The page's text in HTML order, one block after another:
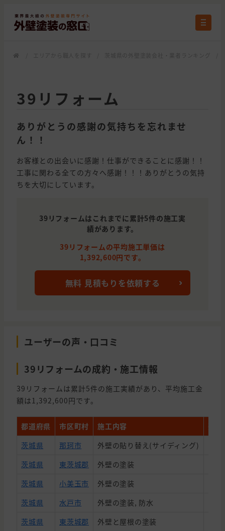
39リフォーム
ありがとうの感謝の気持ちを忘れませ
ん！！
お客様との出会いに感謝！仕事ができることに感謝！！
工事に関わる全ての方々へ感謝！！！ありがとうの気持
ちを大切にしています。
39リフォームはこれまでに累計5件の施工実
績があります。
39リフォームの平均施工単価は
1,392,600円です。
無料 見積もりを依頼する
ユーザーの声・口コミ
39リフォームの成約・施工情報
39リフォームは累計5件の施工実績があり、平均施工金
額は1,392,600円です。
都道府県 市区町村 施工内容
契約
茨城県
那珂市 外壁の貼り替え(サイディング)
茨城県
東茨城郡 外壁の塗装
茨城県
小美玉市 外壁の塗装
茨城県
水戸市 外壁の塗装, 防水
茨城県
東茨城郡 外壁と屋根の塗装